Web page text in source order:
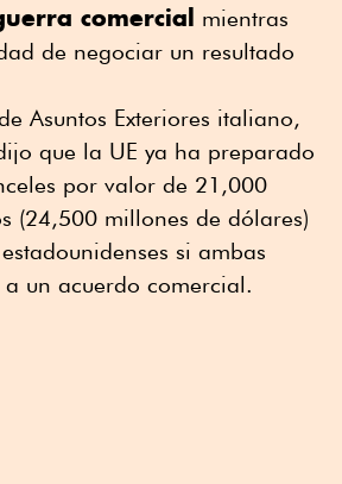
comercial
mientras
de negociar un resultado
Asuntos Exteriores italiano,
que la UE ya ha preparado
por valor de 21,000
(24,500 millones de dólares)
si ambas
un acuerdo comercial.